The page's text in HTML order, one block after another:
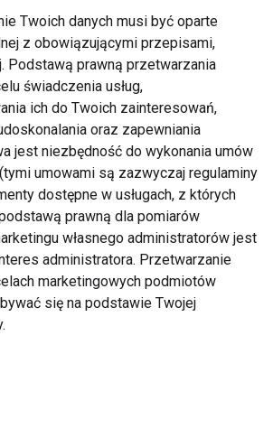
mogą sprawić, że taka
w konsekwencji
szansa na to, że po prostu
żadna. Dobranie i dopasowanie
pozwala uniknąć tego typu
są niewygodne
są niemal niewyczuwalne
nie sprawia żadnej trudności.
które mogą doświadczać
a nawet alergii na
materiał soczewek.
Twoich danych musi być oparte
z obowiązującymi przepisami,
Podstawą prawną przetwarzania
świadczenia usług,
ich do Twoich zainteresowań,
oraz zapewniania
jest niezbędność do wykonania umów
umowami są zazwyczaj regulaminy
dostępne w usługach, z których
prawną dla pomiarów
własnego administratorów jest
administratora. Przetwarzanie
marketingowych podmiotów
się na podstawie Twojej